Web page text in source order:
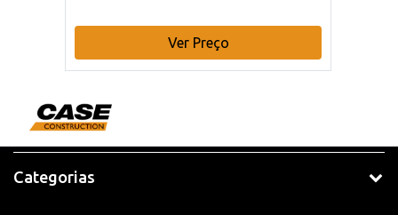
Ver Preço
Categorias